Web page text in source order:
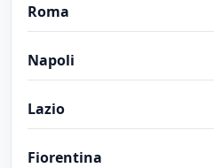
Roma
Napoli
Lazio
Fiorentina